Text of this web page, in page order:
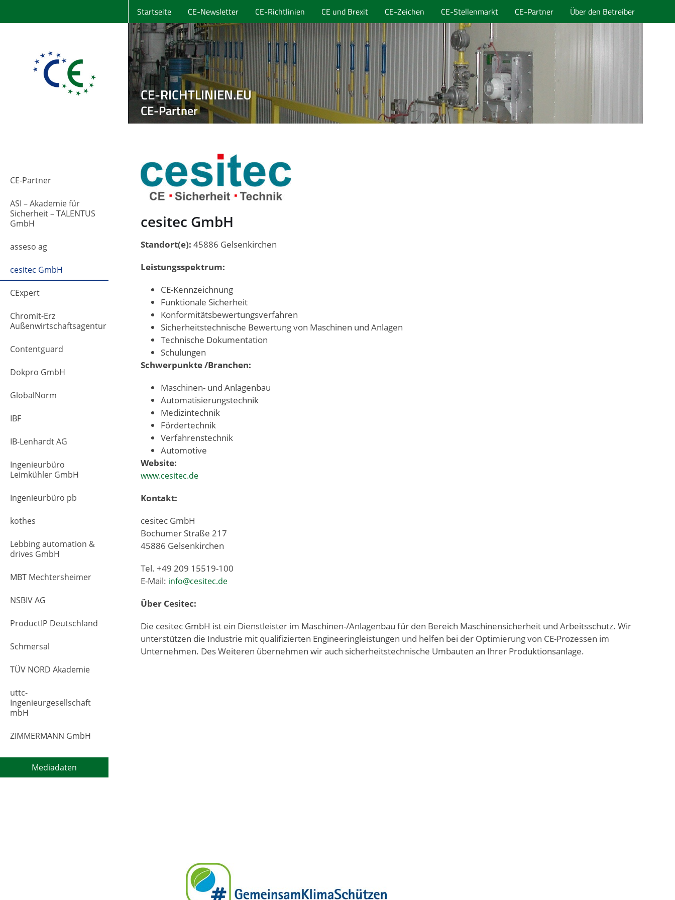
Startseite CE-Newsletter CE-Richtlinien CE und Brexit CE-Zeichen CE-Stellenmarkt CE-Partner Über den Betreiber
CE-RICHTLINIEN.EU
CE-Partner
CE-Partner
ASI – Akademie für
Sicherheit – TALENTUS
GmbH
asseso ag
cesitec GmbH
CExpert
Chromit-Erz
Außenwirtschaftsagentur
Contentguard
Dokpro GmbH
GlobalNorm
IBF
IB-Lenhardt AG
Ingenieurbüro
Leimkühler GmbH
Ingenieurbüro pb
kothes
Lebbing automation &
drives GmbH
MBT Mechtersheimer
NSBIV AG
ProductIP Deutschland
Schmersal
TÜV NORD Akademie
uttc-
Ingenieurgesellschaft
mbH
ZIMMERMANN GmbH
Mediadaten
cesitec GmbH
Standort(e): 45886 Gelsenkirchen
Leistungsspektrum:
CE-Kennzeichnung
Funktionale Sicherheit
Konformitätsbewertungsverfahren
Sicherheitstechnische Bewertung von Maschinen und Anlagen
Technische Dokumentation
Schulungen
Schwerpunkte /Branchen:
Maschinen- und Anlagenbau
Automatisierungstechnik
Medizintechnik
Fördertechnik
Verfahrenstechnik
Automotive
Website:
www.cesitec.de
Kontakt:
cesitec GmbH
Bochumer Straße 217
45886 Gelsenkirchen
Tel. +49 209 15519-100
E-Mail: info@cesitec.de
Über Cesitec:
Die cesitec GmbH ist ein Dienstleister im Maschinen-/Anlagenbau für den Bereich Maschinensicherheit und Arbeitsschutz. Wir
unterstützen die Industrie mit qualifizierten Engineeringleistungen und helfen bei der Optimierung von CE-Prozessen im
Unternehmen. Des Weiteren übernehmen wir auch sicherheitstechnische Umbauten an Ihrer Produktionsanlage.